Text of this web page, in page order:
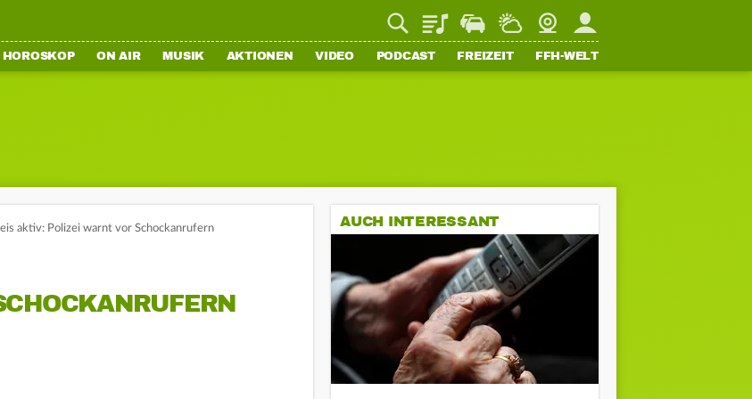
PlaylistStaupilotWetterWebcamMein FFH
HOROSKOP ON AIR MUSIK AKTIONEN VIDEO PODCAST FREIZEIT FFH-WELT
aktiv: Polizei warnt vor Schockanrufern
AUCH INTERESSANT